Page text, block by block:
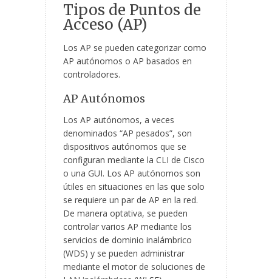
Tipos de Puntos de
Acceso (AP)
Los AP se pueden categorizar como
AP autónomos o AP basados en
controladores.
AP Autónomos
Los AP autónomos, a veces
denominados “AP pesados”, son
dispositivos autónomos que se
configuran mediante la CLI de Cisco
o una GUI. Los AP autónomos son
útiles en situaciones en las que solo
se requiere un par de AP en la red.
De manera optativa, se pueden
controlar varios AP mediante los
servicios de dominio inalámbrico
(WDS) y se pueden administrar
mediante el motor de soluciones de